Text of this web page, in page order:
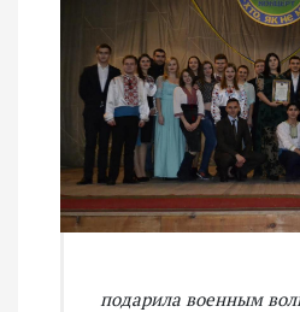
подарила военным